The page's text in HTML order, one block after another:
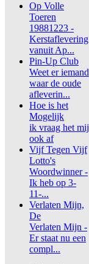
Op Volle
Toeren
19881223 -
Kerstaflevering
vanuit Ap...
Pin-Up Club
Weet er iemand
waar de oude
afleverin...
Hoe is het
Mogelijk
ik vraag het mij
ook af
Vijf Tegen Vijf
Lotto's
Woordwinner -
Ik heb op 3-
11-...
Verlaten Mijn,
De
Verlaten Mijn -
Er staat nu een
compl...